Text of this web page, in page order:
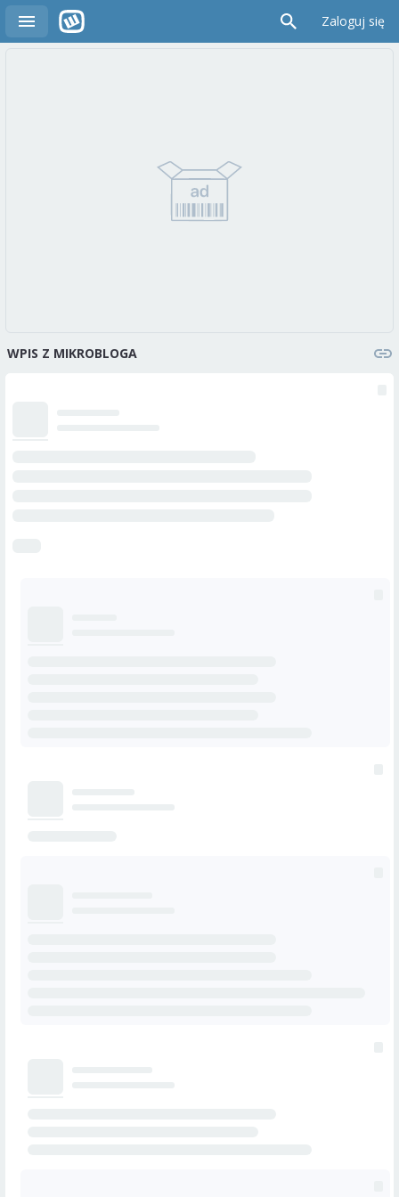
Zaloguj się
WPIS Z MIKROBLOGA